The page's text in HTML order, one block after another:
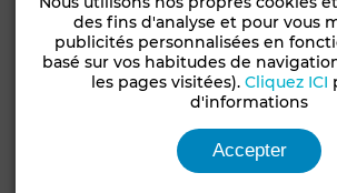
Etat
Jamais habité /
rénové
1-5
des fins d'analyse et pour vous
publicités personnalisées en
basé sur vos habitudes de
les pages visitées). Cliquez ICI
d'informations
Accepter